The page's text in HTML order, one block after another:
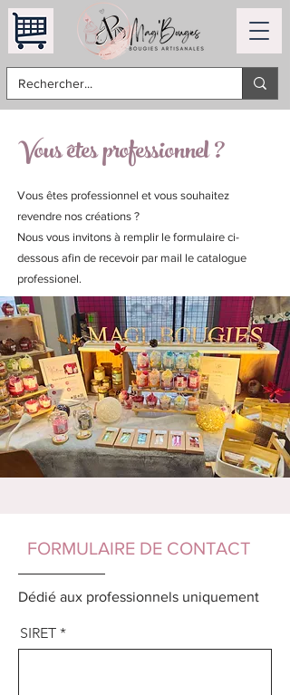
Vous êtes professionnel ?
Vous êtes professionnel et vous souhaitez
revendre nos créations ?
Nous vous invitons à remplir le formulaire ci-
dessous afin de recevoir par mail le catalogue
professionel.
FORMULAIRE DE CONTACT
Dédié aux professionnels uniquement
SIRET